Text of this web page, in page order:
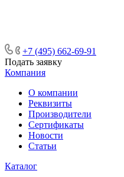
+7 (495) 662-69-91
Подать заявку
Компания
О компании
Реквизиты
Производители
Сертификаты
Новости
Статьи
Каталог